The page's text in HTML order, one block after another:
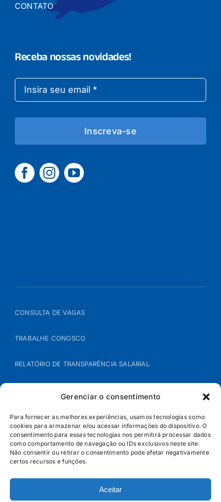
Gerenciar o consentimento
Para fornecer as melhores experiências, usamos tecnologias como
cookies para armazenar e/ou acessar informações do dispositivo. O
consentimento para essas tecnologias nos permitirá processar dados
como comportamento de navegação ou IDs exclusivos neste site.
Não consentir ou retirar o consentimento pode afetar negativamente
certos recursos e funções.
Aceitar
CONTATO
Receba nossas novidades!
Inscreva-se
CONSULTA DE VAGAS
TRABALHE CONOSCO
RELATÓRIO DE TRANSPARÊNCIA SALARIAL
POLÍTICA DE COOKIES
POLÍTICA DE PRIVACIDADE